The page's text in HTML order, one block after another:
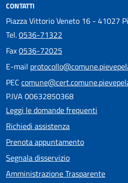
CONTATTI
Piazza Vittorio Veneto 16 - 41027
Tel.0536-71322
Fax0536-72025
E-mail
PEC
P.IVA 00632850368
Leggi le domande frequenti
Richiedi assistenza
Prenota appuntamento
Segnala disservizio
Amministrazione Trasparente